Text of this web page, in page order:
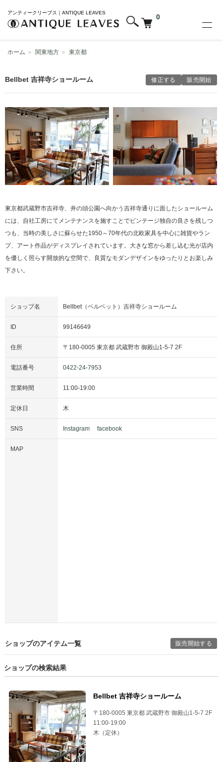
アンティークリーブス｜ANTIQUE LEAVES
0
ホーム ＞ 関東地方 ＞ 東京都
Bellbet 吉祥寺ショールーム 修正する 販売開始
東京都武蔵野市吉祥寺、井の頭公園へ向かう吉祥寺通りに面したショールーム
には、自社工房にてメンテナンスを施すことでビンテージ独自の良さを残しつ
つも、当時の美しさに蘇らせた1950～70年代の北欧家具を中心に雑貨やラン
プ、アート作品がディスプレイされています。大きな窓から差し込む光が店内
を優しく照らす開放的な空間で、良質なモダンデザインをゆったりとお楽しみ
下さい。
ショップ名 Bellbet（ベルベット）吉祥寺ショールーム
ID 99146649
住所 〒 180-0005 東京都 武蔵野市 御殿山1-5-7 2F
電話番号 0422-24-7953
営業時間 11:00-19:00
定休日 木
SNS Instagram facebook
MAP
ショップのアイテム一覧 販売開始する
ショップの検索結果
Bellbet 吉祥寺ショールーム
〒180-0005 東京都 武蔵野市 御殿山1-5-7 2F
11:00-19:00
木（定休）